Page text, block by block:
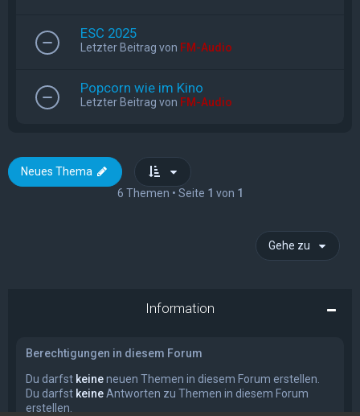
ESC 2025
Letzter Beitrag von FM-Audio
Popcorn wie im Kino
Letzter Beitrag von FM-Audio
Neues Thema
6 Themen • Seite 1 von 1
Gehe zu
Information
Berechtigungen in diesem Forum
Du darfst keineneuen Themen in diesem Forum erstellen.
Du darfst keineAntworten zu Themen in diesem Forum
erstellen.